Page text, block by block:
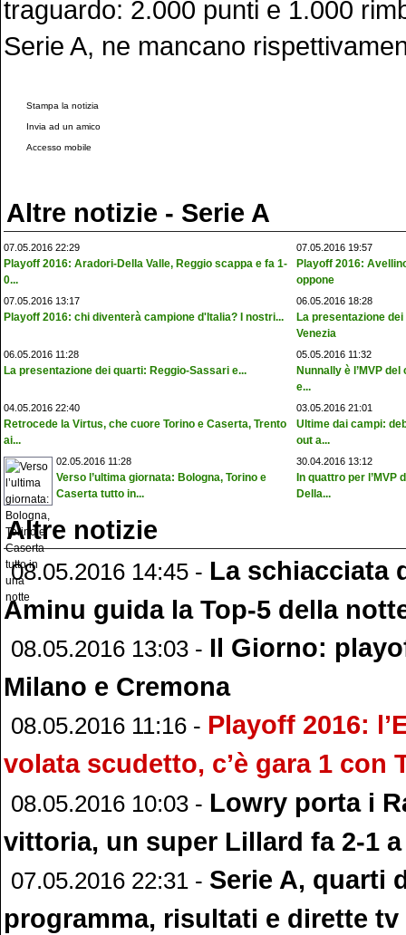
traguardo: 2.000 punti e 1.000
Serie A, ne mancano
Stampa la notizia
Invia ad un amico
Accesso mobile
Altre notizie - Serie A
07.05.2016 22:29
Playoff 2016: Aradori-Della Valle, Reggio scappa e fa 1-
0...
07.05.2016 19:57
Playoff 2016:
oppone
07.05.2016 13:17
Playoff 2016: chi diventerà campione d'Italia? I nostri...
06.05.2016 18:28
La presentazione
Venezia
06.05.2016 11:28
La presentazione dei quarti: Reggio-Sassari e...
05.05.2016 11:32
Nunnally è l’MVP
e...
04.05.2016 22:40
Retrocede la Virtus, che cuore Torino e Caserta, Trento
ai...
03.05.2016 21:01
Ultime dai campi:
out a...
02.05.2016 11:28
Verso l’ultima giornata: Bologna, Torino e
Caserta tutto in...
30.04.2016 13:12
In quattro per l’MVP
Della...
Altre notizie
08.05.2016 14:45 - La schiacciata
Aminu guida la Top-5 della
08.05.2016 13:03 - Il Giorno:
Milano e Cremona
08.05.2016 11:16 - Playoff 2016:
volata scudetto, c’è gara 1 con
08.05.2016 10:03 - Lowry porta i
vittoria, un super Lillard fa 2-1
07.05.2016 22:31 - Serie A, quarti
programma, risultati e dirette tv